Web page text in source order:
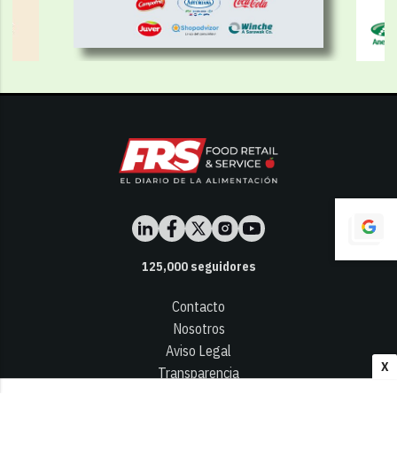
X
125,000seguidores
Contacto
Nosotros
Aviso Legal
Transparencia